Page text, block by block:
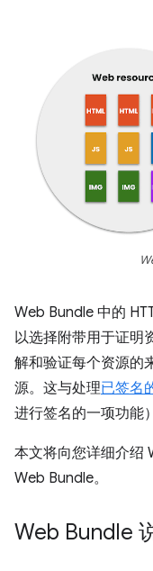
Web Bundle 中的
以选择附带用于证明
解和验证每个资源的
源。这与处理已签名
进行签名的一项功能
本文将向您详细介绍
Web Bundle。
Web Bundle